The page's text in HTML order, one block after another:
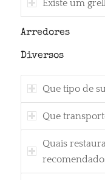
Existe um
Arredores
Diversos
Que tipo de
Que
Quais